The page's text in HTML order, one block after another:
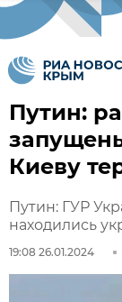
Путин:
Киеву
Путин: ГУР
находились
19:08 26.01.2024